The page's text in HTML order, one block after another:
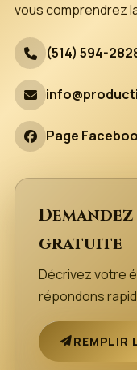
vous comprendrez
(514) 594-
Page
gratuite
Décrivez votre
répondons
REMPLIR